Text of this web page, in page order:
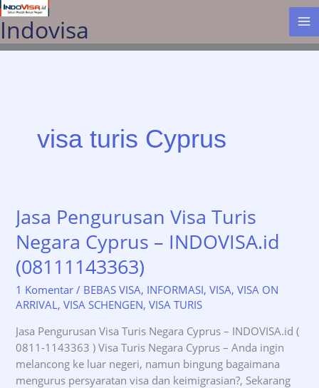
Lewati
ke
konten
Indovisa
visa turis Cyprus
Jasa Pengurusan Visa Turis
Negara Cyprus – INDOVISA.id
(08111143363)
1 Komentar / BEBAS VISA, INFORMASI,VISA,VISA ON
ARRIVAL,VISA SCHENGEN,VISA TURIS
Jasa Pengurusan Visa Turis Negara Cyprus – INDOVISA.id (
0811-1143363 ) Visa Turis Negara Cyprus – Anda ingin
melancong ke luar negeri, namun bingung bagaimana
mengurus persyaratan visa dan keimigrasian?, Sekarang